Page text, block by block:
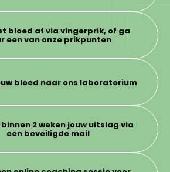
bloed af via vingerprik, of ga
een van onze prikpunten
bloed naar ons laboratorium
2 weken jouw uitslag via
een beveiligde mail